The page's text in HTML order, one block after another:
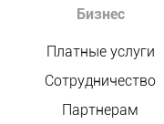
Бизнес
Платные услуги
Сотрудничество
Партнерам